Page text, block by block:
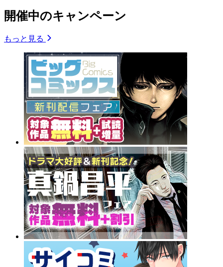
開催中のキャンペーン
もっと見る